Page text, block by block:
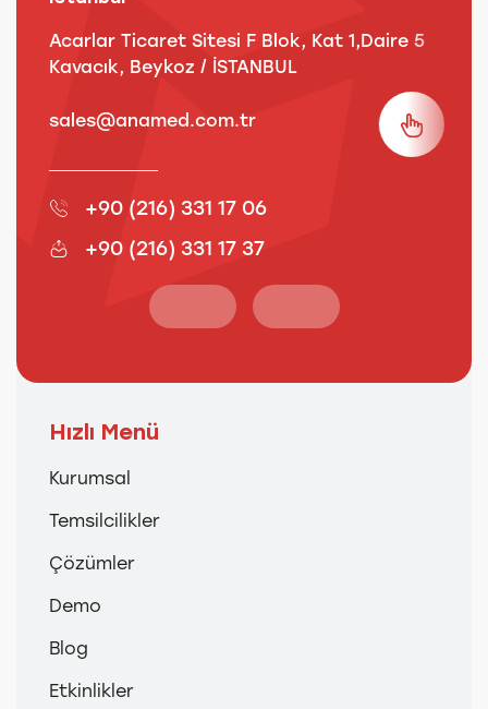
Acarlar Ticaret Sitesi F Blok, Kat 1,Daire 5
Kavacık, Beykoz / İSTANBUL
sales@anamed.com.tr
+90 (216) 331 17 06
+90 (216) 331 17 37
Hızlı Menü
Kurumsal
Temsilcilikler
Çözümler
Demo
Blog
Etkinlikler